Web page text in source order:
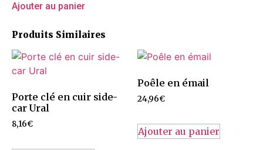
Ajouter au panier
Produits Similaires
Porte clé en cuir side-
car Ural
8,16€
Poêle en émail
24,96€
Ajouter au panier